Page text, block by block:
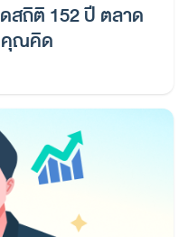
สถิติ 152 ปี ตลาด
คุณคิด